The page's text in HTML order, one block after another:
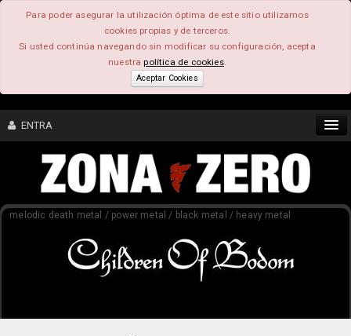
Para poder asegurar la utilización óptima de este sitio utilizamos
cookies propias y de terceros.
Si usted continúa navegando sin modificar su configuración, acepta
nuestrapolítica de cookies.
Aceptar Cookies
ENTRA
CONTENIDO
FEEEDBACK
melodic death metal / power metal / black metal / heavy metal